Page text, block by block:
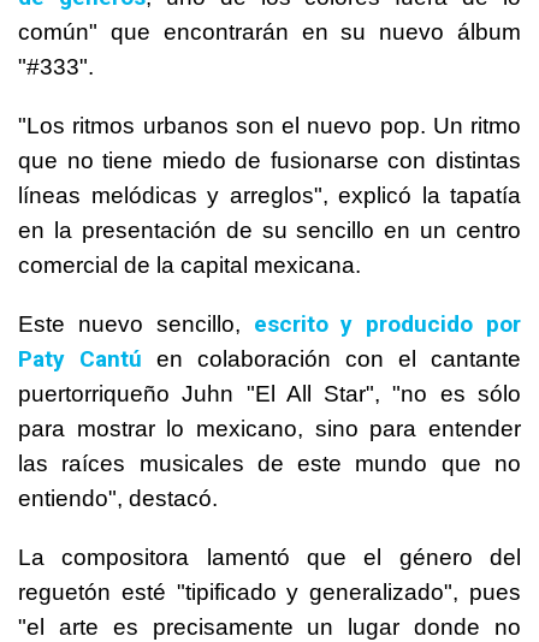
común" que encontrarán en su nuevo álbum
"#333".
"Los ritmos urbanos son el nuevo pop. Un ritmo
que no tiene miedo de fusionarse con distintas
líneas melódicas y arreglos", explicó la tapatía
en la presentación de su sencillo en un centro
comercial de la capital mexicana.
Este nuevo sencillo, escrito y producido por
Paty Cantú en colaboración con el cantante
puertorriqueño Juhn "El All Star", "no es sólo
para mostrar lo mexicano, sino para entender
las raíces musicales de este mundo que no
entiendo", destacó.
La compositora lamentó que el género del
reguetón esté "tipificado y generalizado", pues
"el arte es precisamente un lugar donde no